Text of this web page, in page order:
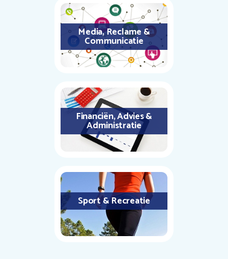
Media, Reclame &
Communicatie
Financiën, Advies &
Administratie
Sport & Recreatie